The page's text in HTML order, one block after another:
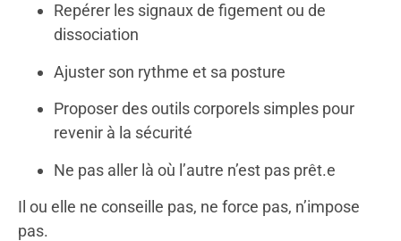
Repérer les signaux de figement ou de
dissociation
Ajuster son rythme et sa posture
Proposer des outils corporels simples pour
revenir à la sécurité
Ne pas aller là où l’autre n’est pas prêt.e
Il ou elle ne conseille pas, ne force pas, n’impose
pas.